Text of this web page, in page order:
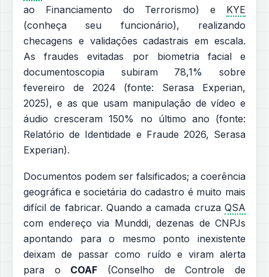
ao Financiamento do Terrorismo) e KYE
(conheça seu funcionário), realizando
checagens e validações cadastrais em escala.
As fraudes evitadas por biometria facial e
documentoscopia subiram 78,1% sobre
fevereiro de 2024 (fonte: Serasa Experian,
2025), e as que usam manipulação de vídeo e
áudio cresceram 150% no último ano (fonte:
Relatório de Identidade e Fraude 2026, Serasa
Experian).
Documentos podem ser falsificados; a coerência
geográfica e societária do cadastro é muito mais
difícil de fabricar. Quando a camada cruza QSA
com endereço via Munddi, dezenas de CNPJs
apontando para o mesmo ponto inexistente
deixam de passar como ruído e viram alerta
para o COAF (Conselho de Controle de